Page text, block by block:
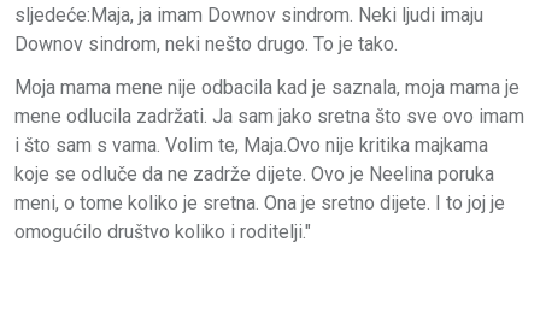
sljedeće:Maja, ja imam Downov sindrom. Neki ljudi imaju
Downov sindrom, neki nešto drugo. To je tako.
Moja mama mene nije odbacila kad je saznala, moja mama je
mene odlucila zadržati. Ja sam jako sretna što sve ovo imam
i što sam s vama. Volim te, Maja.Ovo nije kritika majkama
koje se odluče da ne zadrže dijete. Ovo je Neelina poruka
meni, o tome koliko je sretna. Ona je sretno dijete. I to joj je
omogućilo društvo koliko i roditelji."